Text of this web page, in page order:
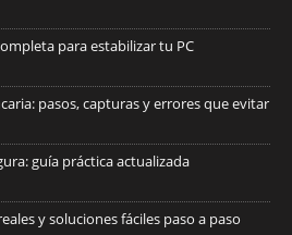
para estabilizar tu PC
pasos, capturas y errores que evitar
guía práctica actualizada
y soluciones fáciles paso a paso